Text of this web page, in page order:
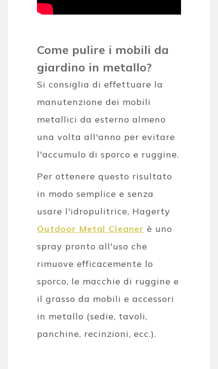
Come pulire i mobili da
giardino in metallo?
Si consiglia di effettuare la
manutenzione dei mobili
metallici da esterno almeno
una volta all'anno per evitare
l'accumulo di sporco e ruggine.
Per ottenere questo risultato
in modo semplice e senza
usare l'idropulitrice, Hagerty
Outdoor Metal Cleaner è uno
spray pronto all'uso che
rimuove efficacemente lo
sporco, le macchie di ruggine e
il grasso da mobili e accessori
in metallo (sedie, tavoli,
panchine, recinzioni, ecc.).